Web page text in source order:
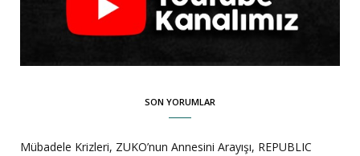
SON YORUMLAR
Mübadele Krizleri, ZUKO’nun Annesini Arayışı, REPUBLIC